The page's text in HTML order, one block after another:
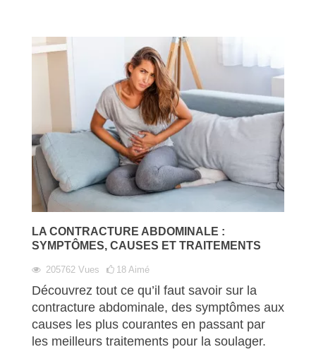
LA CONTRACTURE ABDOMINALE :
SYMPTÔMES, CAUSES ET TRAITEMENTS
205762 Vues 18 Aimé
Découvrez tout ce qu’il faut savoir sur la
contracture abdominale, des symptômes aux
causes les plus courantes en passant par
les meilleurs traitements pour la soulager.